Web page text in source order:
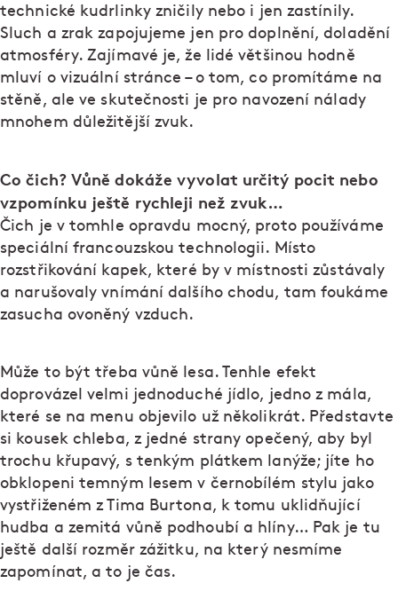
technické kudrlinky zničily nebo i jen zastínily.
Sluch a zrak zapojujeme jen pro doplnění, doladění
atmosféry. Zajímavé je, že lidé většinou hodně
mluví o vizuální stránce – o tom, co promítáme na
stěně, ale ve skutečnosti je pro navození nálady
mnohem důležitější zvuk.
Co čich? Vůně dokáže vyvolat určitý pocit nebo
vzpomínku ještě rychleji než zvuk…
Čich je v tomhle opravdu mocný, proto používáme
speciální francouzskou technologii. Místo
rozstřikování kapek, které by v místnosti zůstávaly
a narušovaly vnímání dalšího chodu, tam foukáme
zasucha ovoněný vzduch.
Může to být třeba vůně lesa. Tenhle efekt
doprovázel velmi jednoduché jídlo, jedno z mála,
které se na menu objevilo už několikrát. Představte
si kousek chleba, z jedné strany opečený, aby byl
trochu křupavý, s tenkým plátkem lanýže; jíte ho
obklopeni temným lesem v černobílém stylu jako
vystřiženém z Tima Burtona, k tomu uklidňující
hudba a zemitá vůně podhoubí a hlíny… Pak je tu
ještě další rozměr zážitku, na který nesmíme
zapomínat, a to je čas.